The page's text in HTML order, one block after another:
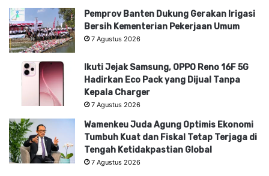
Pemprov Banten Dukung Gerakan Irigasi
Bersih Kementerian Pekerjaan Umum
7 Agustus 2026
Ikuti Jejak Samsung, OPPO Reno 16F 5G
Hadirkan Eco Pack yang Dijual Tanpa
Kepala Charger
7 Agustus 2026
Wamenkeu Juda Agung Optimis Ekonomi
Tumbuh Kuat dan Fiskal Tetap Terjaga di
Tengah Ketidakpastian Global
7 Agustus 2026